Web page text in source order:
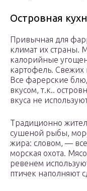
Островная
Привычная для
климат их страны.
калорийные
картофель. Свежих
Все фарерские
вкусом, т.к..
вкуса не
Традиционно
сушеной рыбы,
жира: словом, —
морская охота.
ревенем
птичек наполняют